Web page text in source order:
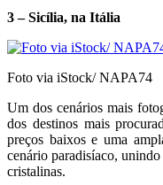
3 – Sicília, na Itália
Foto via iStock/ NAPA74
Um dos cenários mais
dos destinos mais
preços baixos e uma
cenário paradisíaco,
cristalinas.